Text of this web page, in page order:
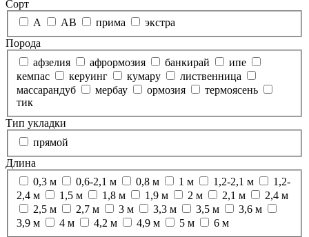
Сорт
А
АВ прима
экстра
Порода
афзелия
афрормозия банкирай
ипе
кемпас
керуинг кумару
лиственница
массарандуб
мербау ормозия
термоясень
тик
Тип укладки
прямой
Длина
0,3 м
0,6-2,1 м 0,8 м 1 м 1,2-2,1 м
1,2-
2,4 м
1,5 м 1,8 м 1,9 м 2 м 2,1 м
2,4 м
2,5 м
2,7 м 3 м 3,3 м 3,5 м
3,6 м
3,9 м
4 м 4,2 м 4,9 м 5 м
6 м